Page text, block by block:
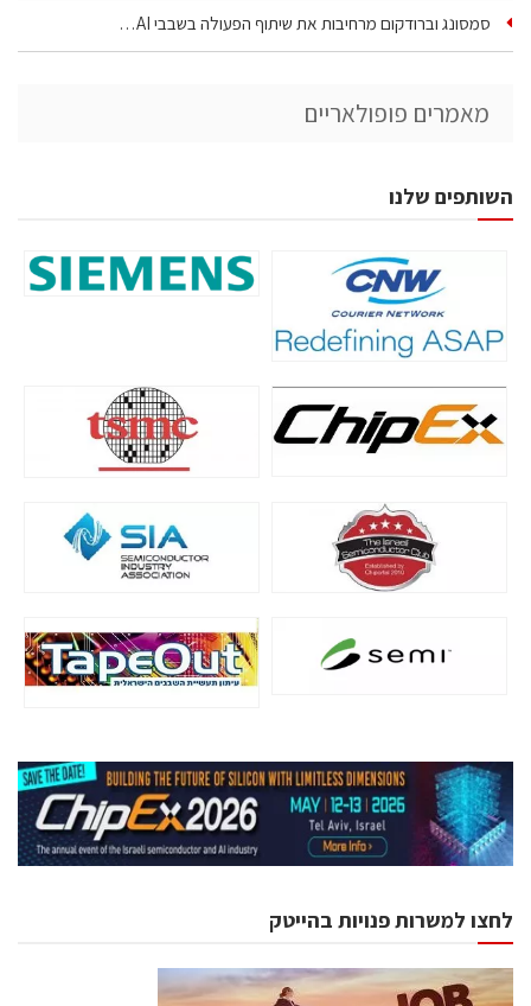
סמסונג וברודקום מרחיבות את שיתוף הפעולה בשבבי AI…
מאמרים פופולאריים
השותפים שלנו
לחצו למשרות פנויות בהייטק